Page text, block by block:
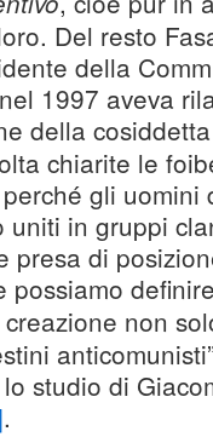
Del resto
della
1997 aveva
della
chiarite le
gli uomini
in gruppi
presa di
possiamo
non
studio di
.